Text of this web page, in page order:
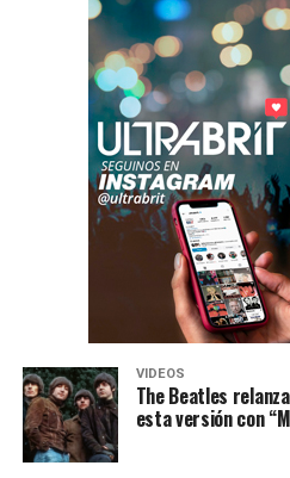
VIDEOS
The Beatles
esta versión con